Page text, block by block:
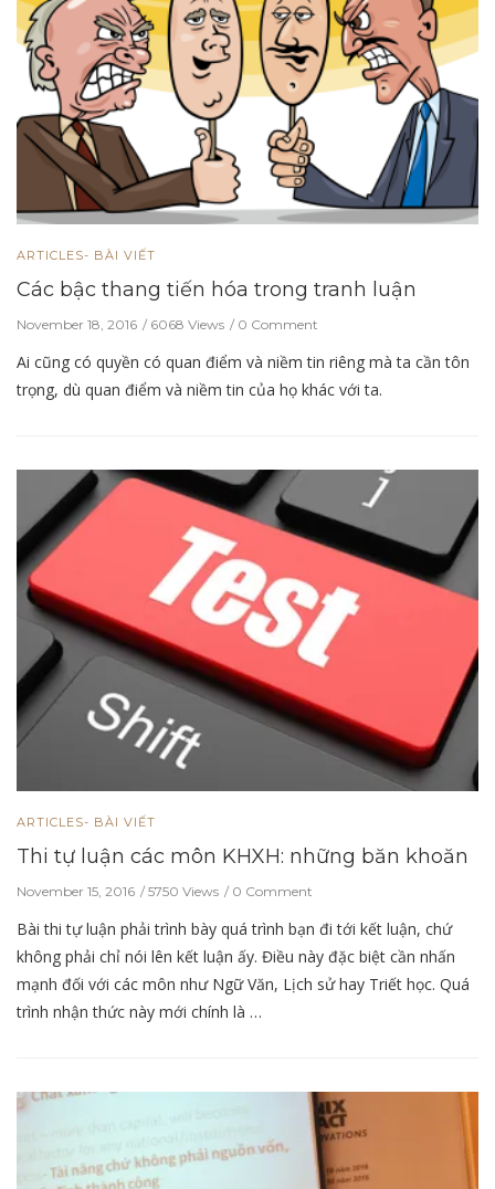
ARTICLES- BÀI VIẾT
Các bậc thang tiến hóa trong tranh luận
November 18, 2016 6068 Views 0 Comment
Ai cũng có quyền có quan điểm và niềm tin riêng mà ta cần tôn
trọng, dù quan điểm và niềm tin của họ khác với ta.
ARTICLES- BÀI VIẾT
Thi tự luận các môn KHXH: những băn khoăn
November 15, 2016 5750 Views 0 Comment
Bài thi tự luận phải trình bày quá trình bạn đi tới kết luận, chứ
không phải chỉ nói lên kết luận ấy. Điều này đặc biệt cần nhấn
mạnh đối với các môn như Ngữ Văn, Lịch sử hay Triết học. Quá
trình nhận thức này mới chính là …